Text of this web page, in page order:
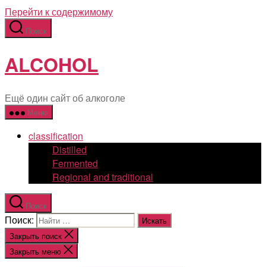
Перейти к содержимому
Поиск
ALCOHOL
Ещё один сайт об алкоголе
Меню
classification
Distilled
Fermented
Regional and traditional
Поиск
Поиск:
Закрыть поиск
Закрыть меню